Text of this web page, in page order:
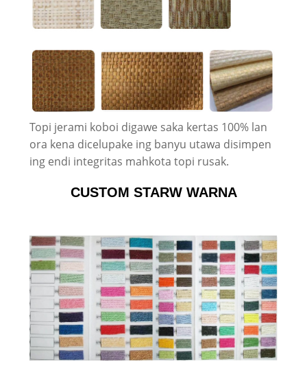
Topi jerami koboi digawe saka kertas 100% lan
ora kena dicelupake ing banyu utawa disimpen
ing endi integritas mahkota topi rusak.
CUSTOM STARW WARNA